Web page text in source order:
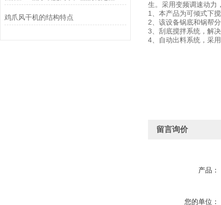
鸡爪风干机的结构特点
生。采用变频调速动力
1、本产品为可倾式下
2、该设备锅底和锅帮
3、刮底搅拌系统，解
4、自动出料系统，采
留言询价
产品：
您的单位：